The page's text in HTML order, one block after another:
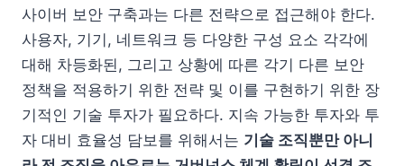
사이버 보안 구축과는 다른 전략으로 접근해야 한다.
사용자, 기기, 네트워크 등 다양한 구성 요소 각각에
대해 차등화된, 그리고 상황에 따른 각기 다른 보안
정책을 적용하기 위한 전략 및 이를 구현하기 위한 장
기적인 기술 투자가 필요하다. 지속 가능한 투자와 투
자 대비 효율성 담보를 위해서는 기술 조직뿐만 아니